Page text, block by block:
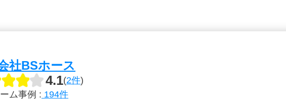
社BSホース
4.1(2件)
ム事例 : 194件